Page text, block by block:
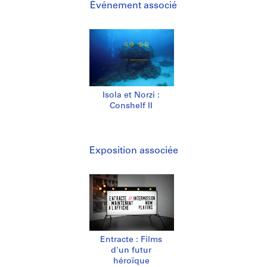
Événement associé
Isola et Norzi :
Conshelf II
Exposition associée
Entracte : Films
d'un futur
héroïque